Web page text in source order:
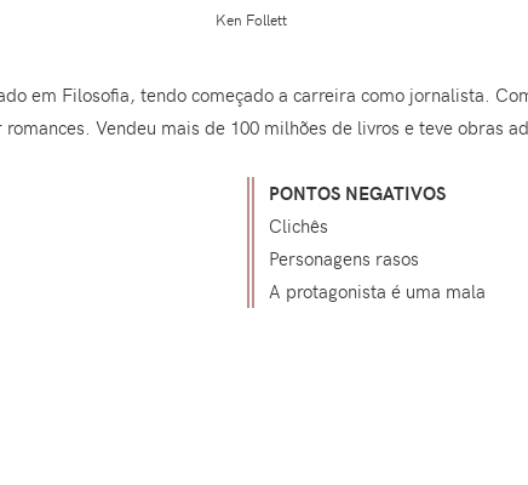
Ken Follett
em Filosofia, tendo começado a carreira como jornalista.
Vendeu mais de 100 milhões de livros e teve obras
PONTOS NEGATIVOS
Clichês
Personagens rasos
A protagonista é uma mala